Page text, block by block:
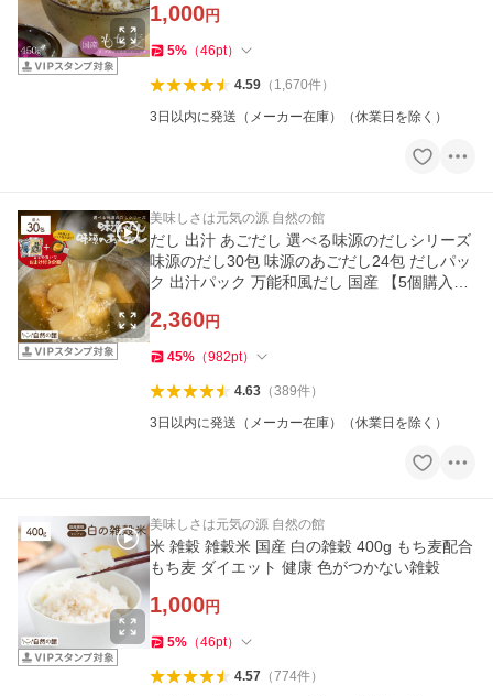
1,000円
5% （46pt）
4.59（ 1,670件）
3日以内に発送（メーカー在庫）（休業日を除く）
美味しさは元気の源 自然の館
だし 出汁 あごだし 選べる味源のだしシリーズ
味源のだし30包 味源のあごだし24包 だしパッ
ク 出汁パック 万能和風だし 国産 【5個購入で
2,360円
45% （982pt）
4.63（389件）
3日以内に発送（メーカー在庫）（休業日を除く）
美味しさは元気の源 自然の館
米 雑穀 雑穀米 国産 白の雑穀 400g もち麦配合
もち麦 ダイエット 健康 色がつかない雑穀
1,000円
5% （46pt）
4.57（774件）